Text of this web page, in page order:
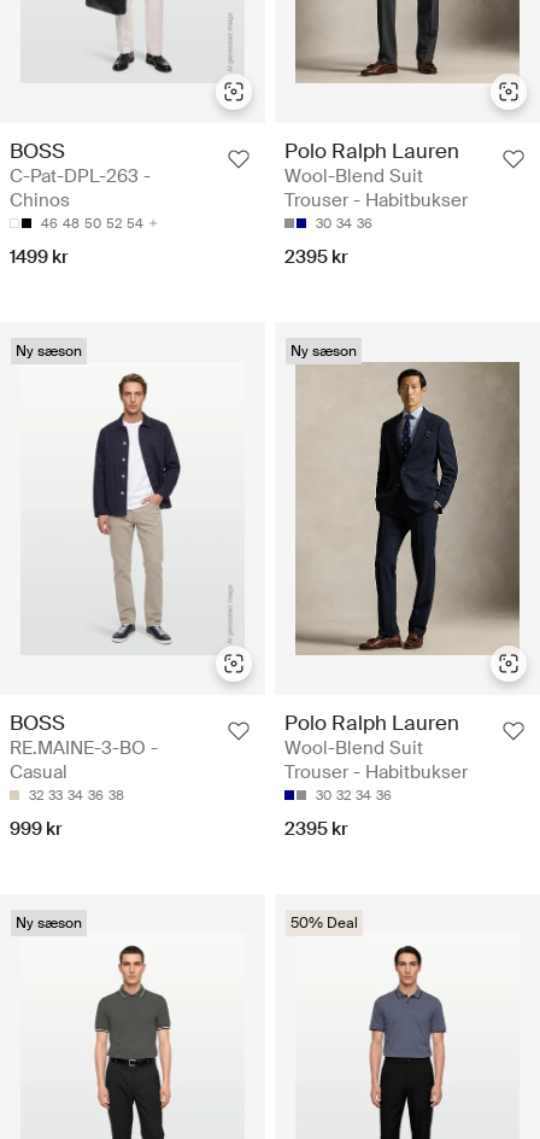
BOSS
C-Pat-DPL-263 -
Chinos
46 48 50 52 54
1499 kr
Polo Ralph Lauren
Wool-Blend Suit
Trouser - Habitbukser
30 34 36
2395 kr
Ny sæson
BOSS
RE.MAINE-3-BO -
Casual
32 33 34 36 38
999 kr
Ny sæson
Polo Ralph Lauren
Wool-Blend Suit
Trouser - Habitbukser
30 32 34 36
2395 kr
Ny sæson 50% Deal